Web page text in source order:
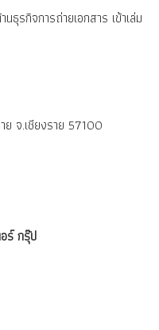
ธุรกิจการถ่ายเอกสาร เข้าเล่ม
ย จ.เชียงราย 57100
ร์ กรุ๊ป